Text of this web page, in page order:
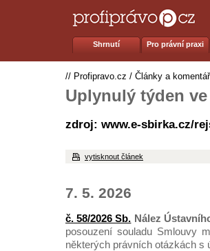
Shrnutí Pro právní praxi
// Profipravo.cz / Články a
Uplynulý týden
zdroj: www.e-sbirka.cz/
vytisknout článek
7. 5. 2026
č. 58/2026 Sb. Nález
posouzení souladu Smlouvy
některých právních otázkách s